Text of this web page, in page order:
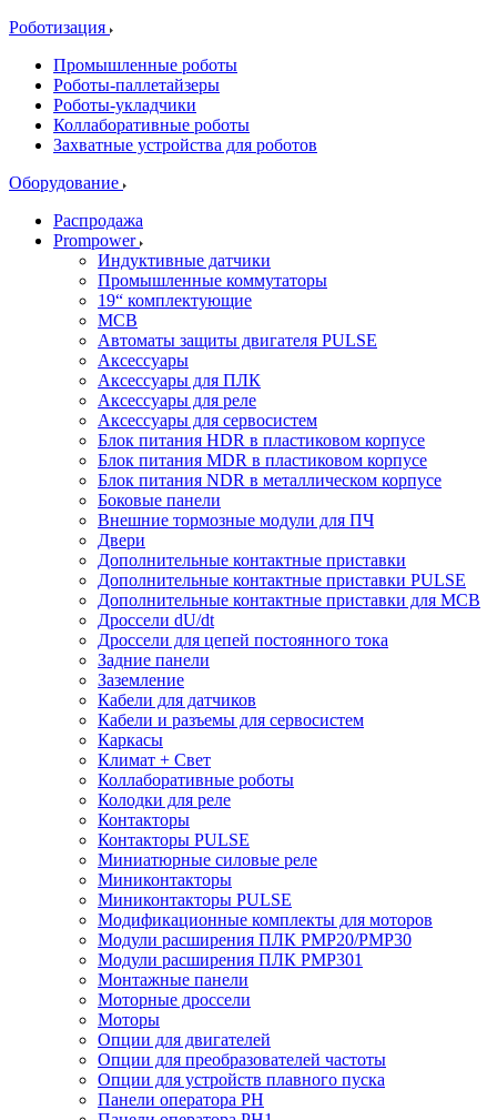
Роботизация
Промышленные роботы
Роботы-паллетайзеры
Роботы-укладчики
Коллаборативные роботы
Захватные устройства для роботов
Оборудование
Распродажа
Prompower
Индуктивные датчики
Промышленные коммутаторы
19“ комплектующие
MCB
Автоматы защиты двигателя PULSE
Аксессуары
Аксессуары для ПЛК
Аксессуары для реле
Аксессуары для сервосистем
Блок питания HDR в пластиковом корпусе
Блок питания MDR в пластиковом корпусе
Блок питания NDR в металлическом корпусе
Боковые панели
Внешние тормозные модули для ПЧ
Двери
Дополнительные контактные приставки
Дополнительные контактные приставки PULSE
Дополнительные контактные приставки для MCB
Дроссели dU/dt
Дроссели для цепей постоянного тока
Задние панели
Заземление
Кабели для датчиков
Кабели и разъемы для сервосистем
Каркасы
Климат + Свет
Коллаборативные роботы
Колодки для реле
Контакторы
Контакторы PULSE
Миниатюрные силовые реле
Миниконтакторы
Миниконтакторы PULSE
Модификационные комплекты для моторов
Модули расширения ПЛК PMP20/PMP30
Модули расширения ПЛК PMP301
Монтажные панели
Моторные дроссели
Моторы
Опции для двигателей
Опции для преобразователей частоты
Опции для устройств плавного пуска
Панели оператора PH